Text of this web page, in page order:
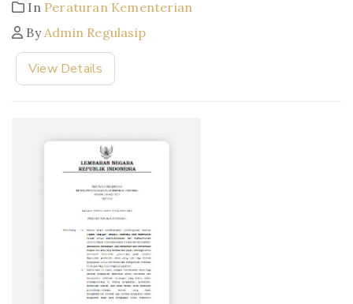
In Peraturan Kementerian
ByAdmin Regulasip
View Details